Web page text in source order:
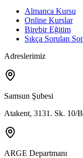
Almanca Kursu
Online Kurslar
Birebir Eğitim
Sıkça Sorulan
Adreslerimiz
Samsun Şubesi
Atakent, 3131. Sk. 10/
ARGE Departmanı